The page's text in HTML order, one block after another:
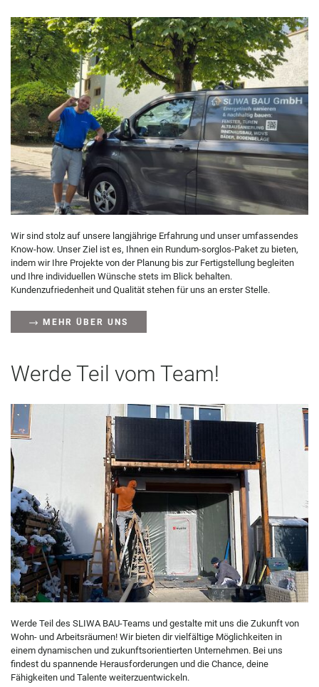
Wir sind stolz auf unsere langjährige Erfahrung und unser umfassendes
Know-how. Unser Ziel ist es, Ihnen ein Rundum-sorglos-Paket zu bieten,
indem wir Ihre Projekte von der Planung bis zur Fertigstellung begleiten
und Ihre individuellen Wünsche stets im Blick behalten.
Kundenzufriedenheit und Qualität stehen für uns an erster Stelle.
MEHR ÜBER UNS
Werde Teil vom Team!
Werde Teil des SLIWA BAU-Teams und gestalte mit uns die Zukunft von
Wohn- und Arbeitsräumen! Wir bieten dir vielfältige Möglichkeiten in
einem dynamischen und zukunftsorientierten Unternehmen. Bei uns
findest du spannende Herausforderungen und die Chance, deine
Fähigkeiten und Talente weiterzuentwickeln.